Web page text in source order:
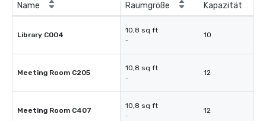
Name Raumgröße
Kapazität
Library C004
10,8 sq ft
-
10
Meeting Room C205
10,8 sq ft
-
12
Meeting Room C407
10,8 sq ft
-
12